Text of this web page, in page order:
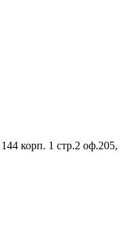
корп. 1 стр.2 оф.205,